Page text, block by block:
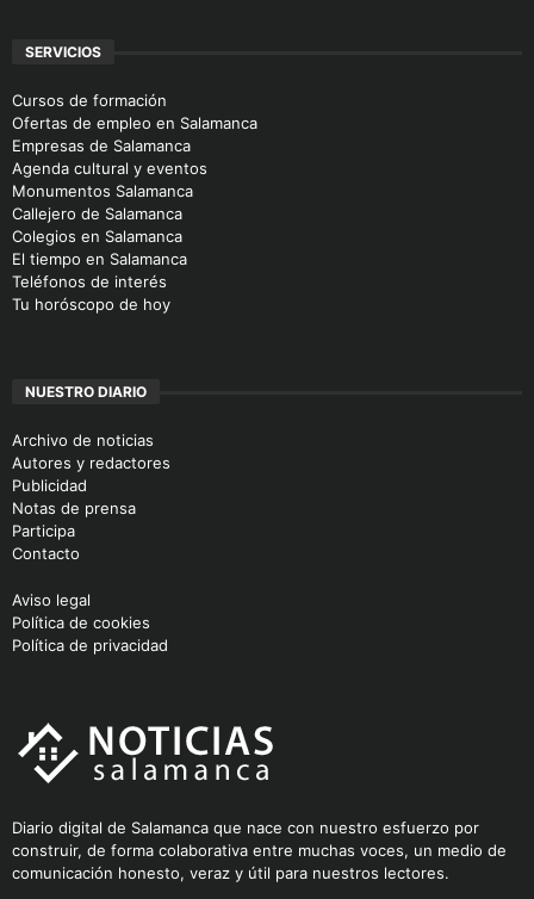
SERVICIOS
Cursos de formación
Ofertas de empleo en Salamanca
Empresas de Salamanca
Agenda cultural y eventos
Monumentos Salamanca
Callejero de Salamanca
Colegios en Salamanca
El tiempo en Salamanca
Teléfonos de interés
Tu horóscopo de hoy
NUESTRO DIARIO
Archivo de noticias
Autores y redactores
Publicidad
Notas de prensa
Participa
Contacto
Aviso legal
Política de cookies
Política de privacidad
Diario digital de Salamanca que nace con nuestro esfuerzo por
construir, de forma colaborativa entre muchas voces, un medio de
comunicación honesto, veraz y útil para nuestros lectores.